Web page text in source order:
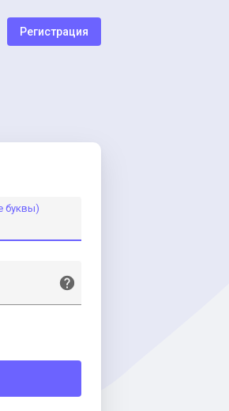
Регистрация
буквы)